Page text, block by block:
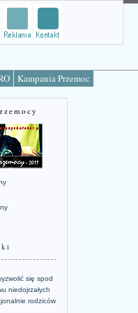
Kampania Przemoc
się spod
niedojrzałych
rodziców